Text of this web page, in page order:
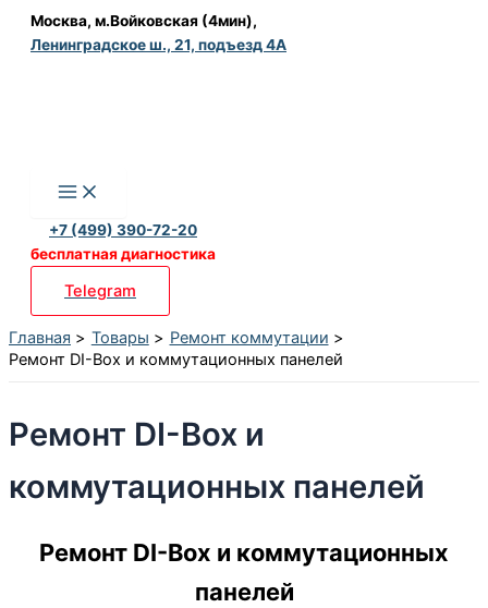
Перейти
Москва, м.Войковская (4мин),
Ленинградское ш., 21, подъезд 4А
+7 (499) 390-72-20
бесплатная диагностика
Telegram
Главная Товары
Ремонт коммутации
Ремонт DI-Box и коммутационных панелей
Ремонт DI-Box и
коммутационных панелей
Ремонт DI-Box и коммутационных
панелей